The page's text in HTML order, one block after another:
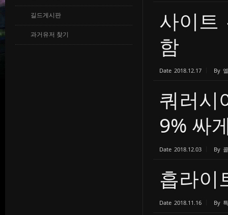
길드게시판
과거유저 찾기
사이트
함
Date 2018.12.17 By
쿼러
9% 싸
Date 2018.12.03 By
흡라이
Date 2018.11.16 By